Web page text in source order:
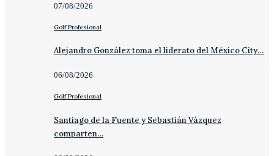
07/08/2026
Golf Profesional
Alejandro González toma el liderato del México City…
06/08/2026
Golf Profesional
Santiago de la Fuente y Sebastián Vázquez
comparten…